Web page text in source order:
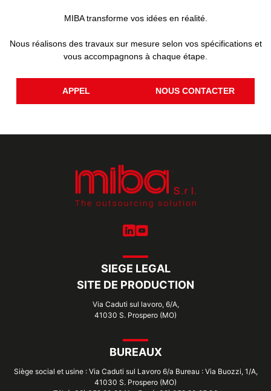
MIBA transforme vos idées en réalité.
Nous réalisons des travaux sur mesure selon vos spécifications et
vous accompagnons à chaque étape.
APPEL NOUS CONTACTER
SIEGE LEGAL
SITE DE PRODUCTION
Via Caduti sul lavoro, 6/A,
41030 S. Prospero (MO)
BUREAUX
Siège social et usine : Via Caduti sul Lavoro 6/a Bureau : Via Buozzi, 1/A,
41030 S. Prospero (MO)